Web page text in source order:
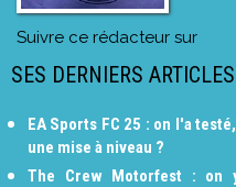
Suivre ce rédacteur sur
SES DERNIERS ARTICLES
EA Sports FC 25 : on l'a
une mise à niveau ?
The Crew Motorfest : on